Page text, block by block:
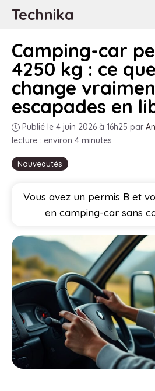
AllerTechnika
Nouveautés
Camping-car
4250 kg : ce
change
escapades en
Publié le 4 juin 2026 à 16h25 par
lecture : environ 4 minutes
Vous avez un permis B et
en camping-car sans